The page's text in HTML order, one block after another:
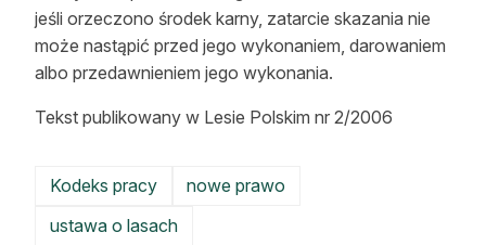
jeśli orzeczono środek karny, zatarcie skazania nie
może nastąpić przed jego wykonaniem, darowaniem
albo przedawnieniem jego wykonania.
Tekst publikowany w Lesie Polskim nr 2/2006
Kodeks pracy
nowe prawo
ustawa o lasach